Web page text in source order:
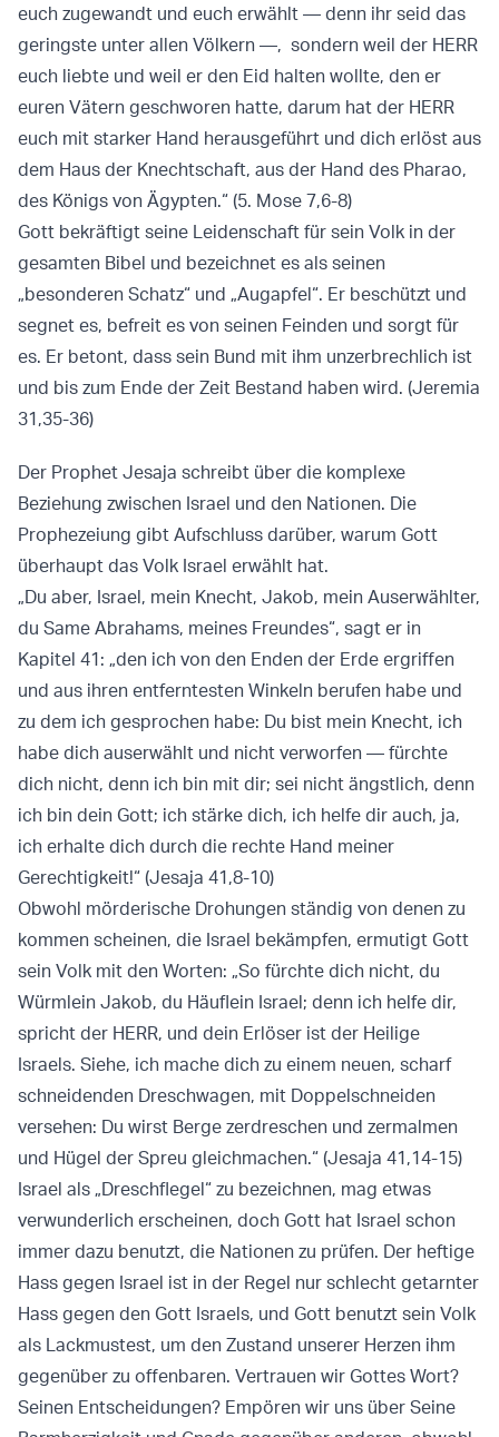
euch zugewandt und euch erwählt — denn ihr seid das
geringste unter allen Völkern —, sondern weil der HERR
euch liebte und weil er den Eid halten wollte, den er
euren Vätern geschworen hatte, darum hat der HERR
euch mit starker Hand herausgeführt und dich erlöst aus
dem Haus der Knechtschaft, aus der Hand des Pharao,
des Königs von Ägypten.“ (5. Mose 7,6-8)
Gott bekräftigt seine Leidenschaft für sein Volk in der
gesamten Bibel und bezeichnet es als seinen
„besonderen Schatz“ und „Augapfel“. Er beschützt und
segnet es, befreit es von seinen Feinden und sorgt für
es. Er betont, dass sein Bund mit ihm unzerbrechlich ist
und bis zum Ende der Zeit Bestand haben wird. (Jeremia
31,35-36)
Der Prophet Jesaja schreibt über die komplexe
Beziehung zwischen Israel und den Nationen. Die
Prophezeiung gibt Aufschluss darüber, warum Gott
überhaupt das Volk Israel erwählt hat.
„Du aber, Israel, mein Knecht, Jakob, mein Auserwählter,
du Same Abrahams, meines Freundes“, sagt er in
Kapitel 41: „den ich von den Enden der Erde ergriffen
und aus ihren entferntesten Winkeln berufen habe und
zu dem ich gesprochen habe: Du bist mein Knecht, ich
habe dich auserwählt und nicht verworfen — fürchte
dich nicht, denn ich bin mit dir; sei nicht ängstlich, denn
ich bin dein Gott; ich stärke dich, ich helfe dir auch, ja,
ich erhalte dich durch die rechte Hand meiner
Gerechtigkeit!“ (Jesaja 41,8-10)
Obwohl mörderische Drohungen ständig von denen zu
kommen scheinen, die Israel bekämpfen, ermutigt Gott
sein Volk mit den Worten: „So fürchte dich nicht, du
Würmlein Jakob, du Häuflein Israel; denn ich helfe dir,
spricht der HERR, und dein Erlöser ist der Heilige
Israels. Siehe, ich mache dich zu einem neuen, scharf
schneidenden Dreschwagen, mit Doppelschneiden
versehen: Du wirst Berge zerdreschen und zermalmen
und Hügel der Spreu gleichmachen.“ (Jesaja 41,14-15)
Israel als „Dreschflegel“ zu bezeichnen, mag etwas
verwunderlich erscheinen, doch Gott hat Israel schon
immer dazu benutzt, die Nationen zu prüfen. Der heftige
Hass gegen Israel ist in der Regel nur schlecht getarnter
Hass gegen den Gott Israels, und Gott benutzt sein Volk
als Lackmustest, um den Zustand unserer Herzen ihm
gegenüber zu offenbaren. Vertrauen wir Gottes Wort?
Seinen Entscheidungen? Empören wir uns über Seine